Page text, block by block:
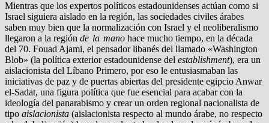
Mientras que los expertos políticos estadounidenses actúan como si
Israel siguiera aislado en la región, las sociedades civiles árabes
saben muy bien que la normalización con Israel y el neoliberalismo
llegaron a la región de la mano hace mucho tiempo, en la década
del 70. Fouad Ajami, el pensador libanés del llamado «Washington
Blob» (la política exterior estadounidense del establishment), era un
aislacionista del Líbano Primero, por eso le entusiasmaban las
iniciativas de paz y de puertas abiertas del presidente egipcio Anwar
el-Sadat, una figura política que fue esencial para acabar con la
ideología del panarabismo y crear un orden regional nacionalista de
tipo aislacionista (aislacionista respecto al mundo árabe, no respecto